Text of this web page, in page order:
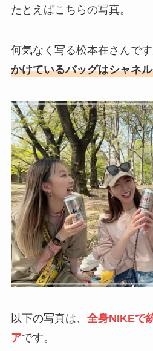
たとえばこちらの写真。
何気なく写る松本在さんで
かけているバッグはシャネル
以下の写真は、 全身NIKEで
アです。